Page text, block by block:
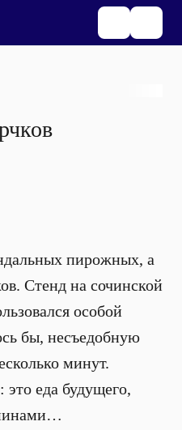
пирожных, а
Стенд на сочинской
особой
бы, несъедобную
минут.
это еда будущего,